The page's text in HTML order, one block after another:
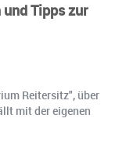
Tipps zur
Reitersitz", über
mit der eigenen